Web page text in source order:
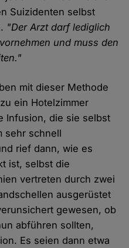
Suizidenten selbst
"Der Arzt darf lediglich
und muss den
mit dieser Methode
ein Hotelzimmer
Infusion, die sie selbst
sehr schnell
rief dann, wie es
ist, selbst die
vertreten durch zwei
ausgerüstet
gewesen, ob
abführen sollten,
Es seien dann etwa